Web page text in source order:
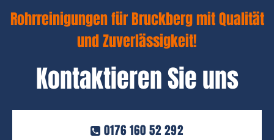
Rohrreinigungen für Bruckberg mit Qualität
und Zuverlässigkeit!
Kontaktieren Sie uns
0176 160 52 292